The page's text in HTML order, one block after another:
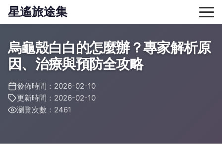
星遙旅途集
烏龜殼白白的怎麼辦？專家解析原
因、治療與預防全攻略
發佈時間：2026-02-10
更新時間：2026-02-10
瀏覽次數：2461